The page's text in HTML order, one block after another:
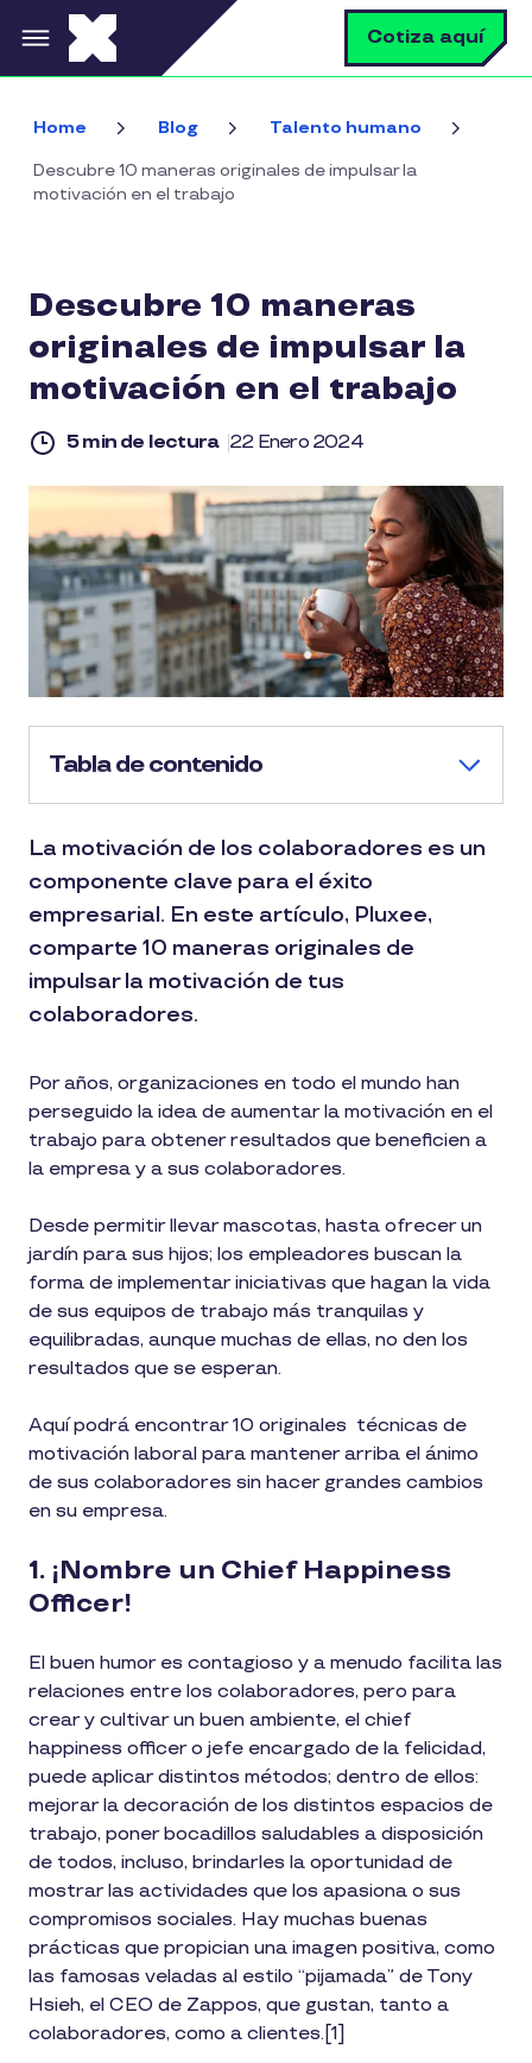
Pasar al contenido principal Cotiza aquí
Home Blog Talento humano
Descubre 10 maneras originales de impulsar la
motivación en el trabajo
Descubre 10 maneras
originales de impulsar la
motivación en el trabajo
5 min de lectura 22 Enero 2024
Tabla de contenido
La motivación de los colaboradores es un
componente clave para el éxito
empresarial. En este artículo, Pluxee,
comparte 10 maneras originales de
impulsar la motivación de tus
colaboradores.
Por años, organizaciones en todo el mundo han
perseguido la idea de aumentar la motivación en el
trabajo para obtener resultados que beneficien a
la empresa y a sus colaboradores.
Desde permitir llevar mascotas, hasta ofrecer un
jardín para sus hijos; los empleadores buscan la
forma de implementar iniciativas que hagan la vida
de sus equipos de trabajo más tranquilas y
equilibradas, aunque muchas de ellas, no den los
resultados que se esperan.
Aquí podrá encontrar 10 originales técnicas de
motivación laboral para mantener arriba el ánimo
de sus colaboradores sin hacer grandes cambios
en su empresa.
1. ¡Nombre un Chief Happiness
Officer!
El buen humor es contagioso y a menudo facilita las
relaciones entre los colaboradores, pero para
crear y cultivar un buen ambiente, el chief
happiness officer o jefe encargado de la felicidad,
puede aplicar distintos métodos; dentro de ellos:
mejorar la decoración de los distintos espacios de
trabajo, poner bocadillos saludables a disposición
de todos, incluso, brindarles la oportunidad de
mostrar las actividades que los apasiona o sus
compromisos sociales. Hay muchas buenas
prácticas que propician una imagen positiva, como
las famosas veladas al estilo “pijamada” de Tony
Hsieh, el CEO de Zappos, que gustan, tanto a
colaboradores, como a clientes.[1]